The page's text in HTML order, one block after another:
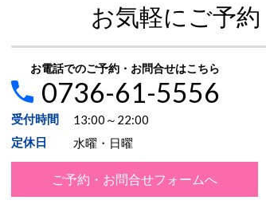
お気軽にご予
お電話でのご予約・お問合せはこちら
0736-61-5556
受付時間
13:00～22:00
定休日
水曜・日曜
ご予約・お問合せフォームへ